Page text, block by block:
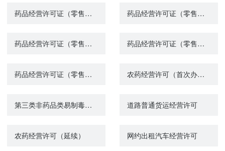
药品经营许可证（零售）换发 药品经营许可证（零售）变更（登记事项）
药品经营许可证（零售）变更（许可事项） 药品经营许可证（零售）补证
药品经营许可证（零售）核发 农药经营许可（首次办理）
第三类非药品类易制毒化学品经营备案证明注销 道路普通货运经营许可
农药经营许可（延续） 网约出租汽车经营许可